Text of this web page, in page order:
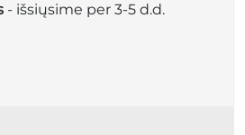
- išsiųsime per 3-5 d.d.